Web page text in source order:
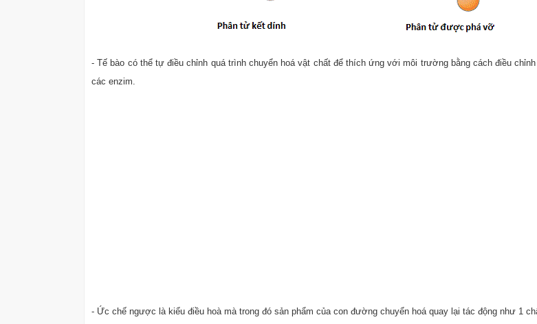
- Tế bào có thể tự điều chỉnh quá trình chuyển hoá vật chất để thích ứng với môi trường bằng cách điều
các enzim.
- Ức chế ngược là kiểu điều hoà mà trong đó sản phẩm của con đường chuyển hoá quay lại tác động như 1